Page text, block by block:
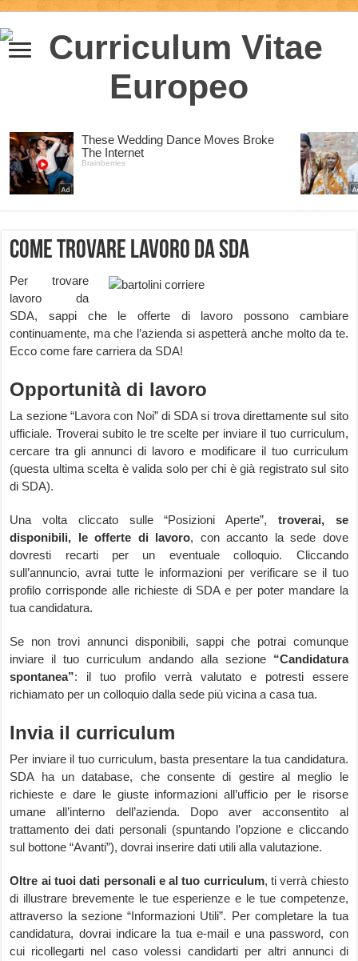
Come trovare lavoro da SDA
Per trovare
lavoro da
SDA, sappi che le offerte di lavoro possono cambiare
continuamente, ma che l’azienda si aspetterà anche molto da te.
Ecco come fare carriera da SDA!
Opportunità di lavoro
La sezione “Lavora con Noi” di SDA si trova direttamente sul sito
ufficiale. Troverai subito le tre scelte per inviare il tuo curriculum,
cercare tra gli annunci di lavoro e modificare il tuo curriculum
(questa ultima scelta è valida solo per chi è già registrato sul sito
di SDA).
Una volta cliccato sulle “Posizioni Aperte”, troverai, se
disponibili, le offerte di lavoro, con accanto la sede dove
dovresti recarti per un eventuale colloquio. Cliccando
sull’annuncio, avrai tutte le informazioni per verificare se il tuo
profilo corrisponde alle richieste di SDA e per poter mandare la
tua candidatura.
Se non trovi annunci disponibili, sappi che potrai comunque
inviare il tuo curriculum andando alla sezione“Candidatura
spontanea”: il tuo profilo verrà valutato e potresti essere
richiamato per un colloquio dalla sede più vicina a casa tua.
Invia il curriculum
Per inviare il tuo curriculum, basta presentare la tua candidatura.
SDA ha un database, che consente di gestire al meglio le
richieste e dare le giuste informazioni all’ufficio per le risorse
umane all’interno dell’azienda. Dopo aver acconsentito al
trattamento dei dati personali (spuntando l’opzione e cliccando
sul bottone “Avanti”), dovrai inserire dati utili alla valutazione.
Oltre ai tuoi dati personali e al tuo curriculum, ti verrà chiesto
di illustrare brevemente le tue esperienze e le tue competenze,
attraverso la sezione “Informazioni Utili”. Per completare la tua
candidatura, dovrai indicare la tua e-mail e una password, con
cui ricollegarti nel caso volessi candidarti per altri annunci di